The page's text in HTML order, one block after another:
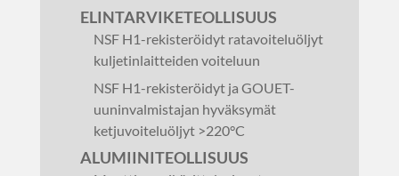
ELINTARVIKETEOLLISUUS
NSF H1-rekisteröidyt ratavoiteluöljyt
kuljetinlaitteiden voiteluun
NSF H1-rekisteröidyt ja GOUET-
uuninvalmistajan hyväksymät
ketjuvoiteluöljyt >220°C
ALUMIINITEOLLISUUS